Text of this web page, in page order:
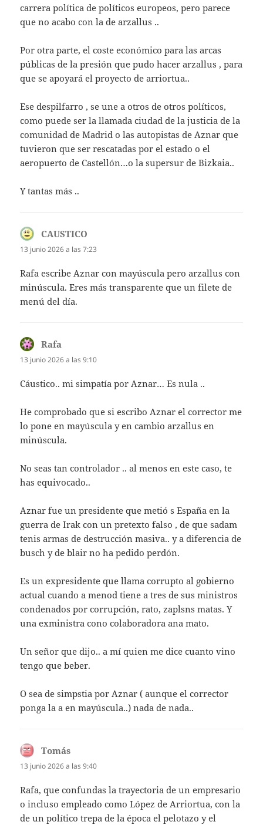
carrera política de políticos europeos, pero parece
que no acabo con la de arzallus ..
Por otra parte, el coste económico para las arcas
públicas de la presión que pudo hacer arzallus , para
que se apoyará el proyecto de arriortua..
Ese despilfarro , se une a otros de otros políticos,
como puede ser la llamada ciudad de la justicia de la
comunidad de Madrid o las autopistas de Aznar que
tuvieron que ser rescatadas por el estado o el
aeropuerto de Castellón…o la supersur de Bizkaia..
Y tantas más ..
CAUSTICO
13 junio 2026 a las 7:23
Rafa escribe Aznar con mayúscula pero arzallus con
minúscula. Eres más transparente que un filete de
menú del día.
Rafa
13 junio 2026 a las 9:10
Cáustico.. mi simpatía por Aznar… Es nula ..
He comprobado que si escribo Aznar el corrector me
lo pone en mayúscula y en cambio arzallus en
minúscula.
No seas tan controlador .. al menos en este caso, te
has equivocado..
Aznar fue un presidente que metió s España en la
guerra de Irak con un pretexto falso , de que sadam
tenis armas de destrucción masiva.. y a diferencia de
busch y de blair no ha pedido perdón.
Es un expresidente que llama corrupto al gobierno
actual cuando a menod tiene a tres de sus ministros
condenados por corrupción, rato, zaplsns matas. Y
una exministra cono colaboradora ana mato.
Un señor que dijo.. a mí quien me dice cuanto vino
tengo que beber.
O sea de simpstia por Aznar ( aunque el corrector
ponga la a en mayúscula..) nada de nada..
Tomás
13 junio 2026 a las 9:40
Rafa, que confundas la trayectoria de un empresario
o incluso empleado como López de Arriortua, con la
de un político trepa de la época el pelotazo y el